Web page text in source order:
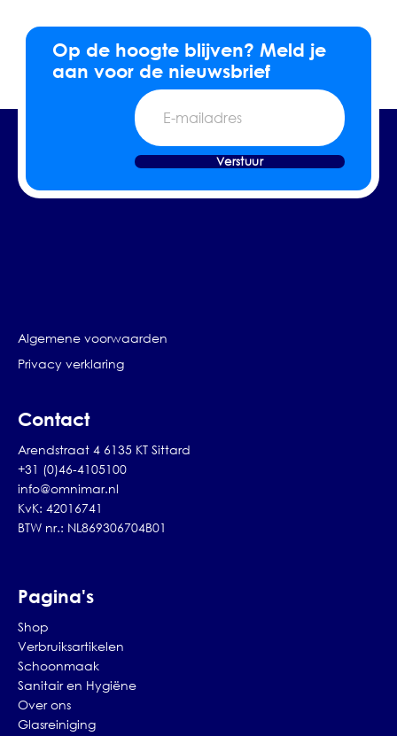
Op de hoogte blijven? Meld je
aan voor de nieuwsbrief
E-
mailadres
Verstuur
Algemene voorwaarden
Privacy verklaring
Contact
Arendstraat 4 6135 KT Sittard
+31 (0)46-4105100
info@omnimar.nl
KvK: 42016741
BTW nr.: NL869306704B01
Pagina's
Shop
Verbruiksartikelen
Schoonmaak
Sanitair en Hygiëne
Over ons
Glasreiniging